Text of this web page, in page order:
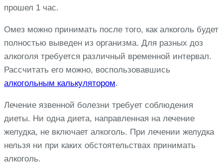
прошел 1 час.
Омез можно принимать после того, как алкоголь будет
полностью выведен из организма. Для разных доз
алкоголя требуется различный временной интервал.
Рассчитать его можно, воспользовавшись
алкогольным калькулятором.
Лечение язвенной болезни требует соблюдения
диеты. Ни одна диета, направленная на лечение
желудка, не включает алкоголь. При лечении желудка
нельзя ни при каких обстоятельствах принимать
алкоголь.